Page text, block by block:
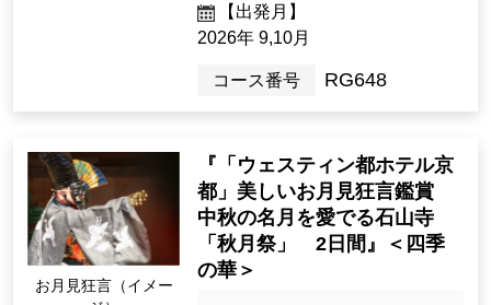
【出発月】
2026年 9,10月
コース番号 RG648
お月見狂言（イメー
『「ウェスティン都ホテル京
都」美しいお月見狂言鑑賞
中秋の名月を愛でる石山寺
「秋月祭」 2日間』＜四季
の華＞